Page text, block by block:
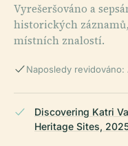
Vyrešeršováno a
historických
místních znalostí.
Naposledy revidováno:
Discovering Katri
Heritage Sites,